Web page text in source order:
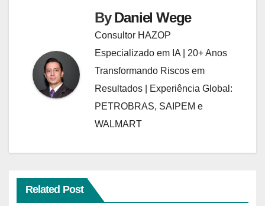
ByDaniel Wege
Consultor HAZOP
Especializado em IA | 20+ Anos
Transformando Riscos em
Resultados | Experiência Global:
PETROBRAS, SAIPEM e
WALMART
Related Post